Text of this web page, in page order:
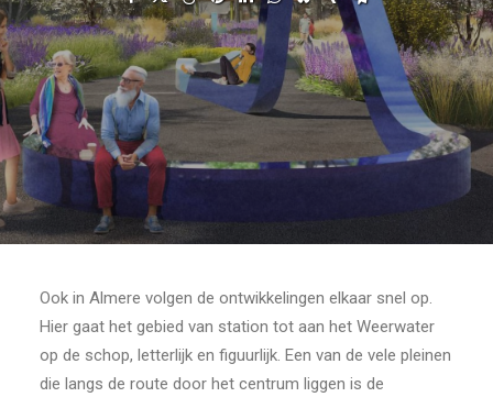
Ook in Almere volgen de ontwikkelingen elkaar snel op.
Hier gaat het gebied van station tot aan het Weerwater
op de schop, letterlijk en figuurlijk. Een van de vele pleinen
die langs de route door het centrum liggen is de